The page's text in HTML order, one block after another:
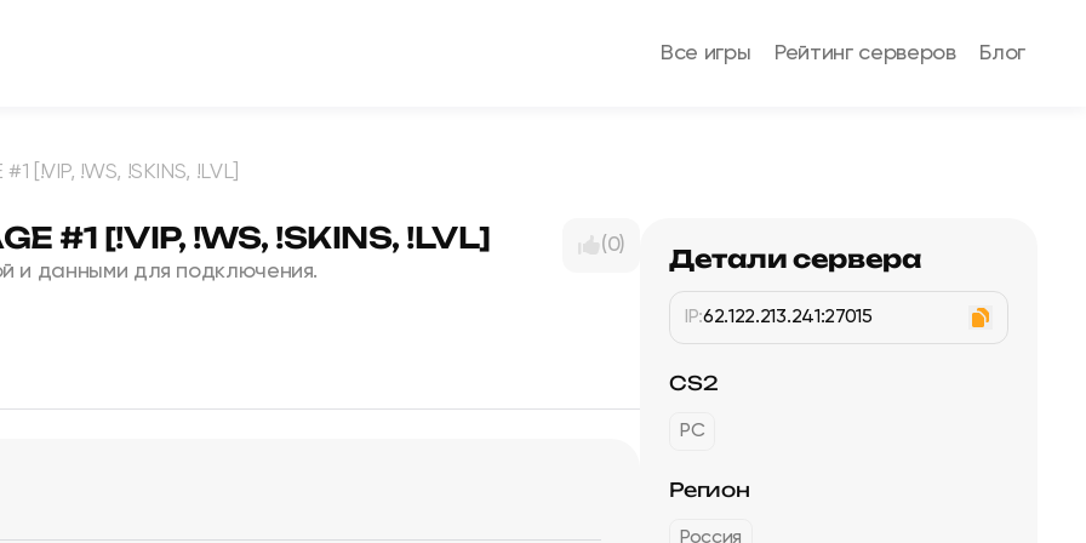
Все игры Рейтинг серверов Блог
[!VIP, !WS, !SKINS, !LVL]
#1 [!VIP, !WS, !SKINS, !LVL]
и данными для подключения.
(0) Детали сервера
IP:62.122.213.241:27015
CS2
PC
Регион
Россия